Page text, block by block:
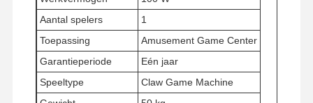
Thuis Producten Videos
Aantal spelers
1
Toepassing
Amusement Game Center
Garantieperiode
Eén jaar
Speeltype
Claw Game Machine